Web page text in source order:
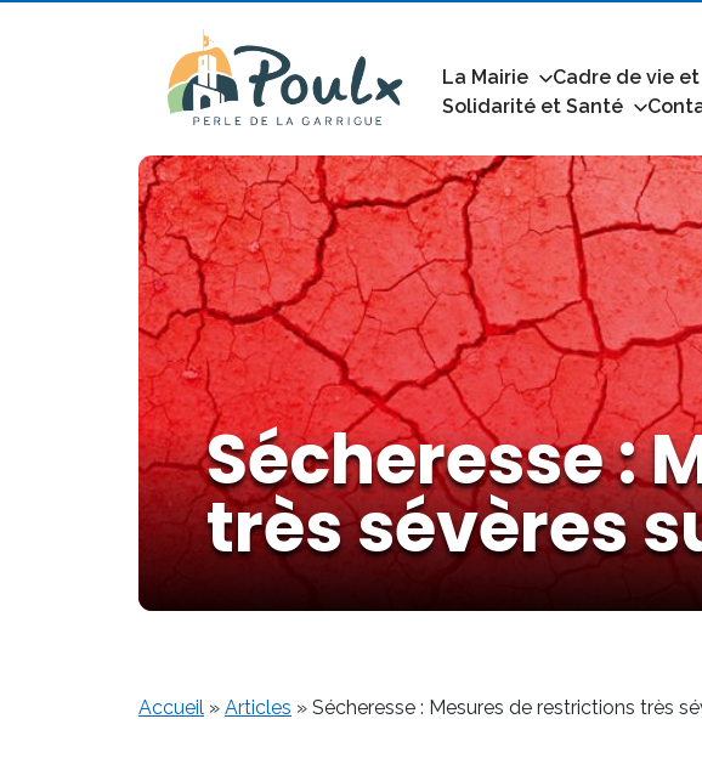
La Mairie Cadre de vie
Solidarité et Santé
Sécheresse :
très sévères
Accueil » Articles » Sécheresse : Mesures de restrictions très